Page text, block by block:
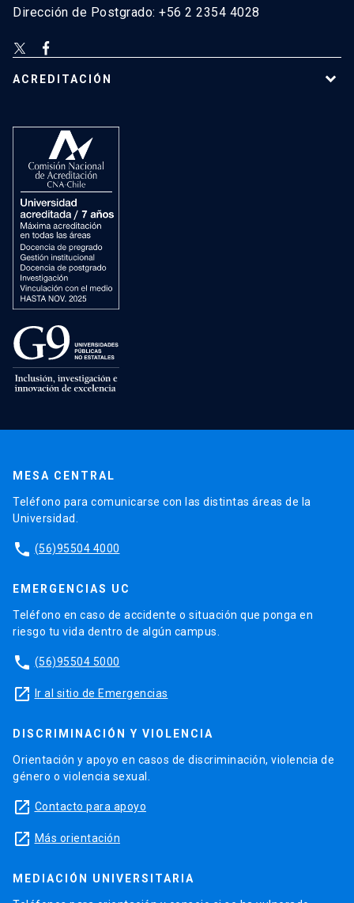
Dirección de Postgrado: +56 2 2354 4028
ACREDITACIÓN
MESA CENTRAL
Teléfono para comunicarse con las distintas áreas de la
Universidad.
phone (56)95504 4000
EMERGENCIAS UC
Teléfono en caso de accidente o situación que ponga en
riesgo tu vida dentro de algún campus.
phone (56)95504 5000
launch Ir al sitio de Emergencias
DISCRIMINACIÓN Y VIOLENCIA
Orientación y apoyo en casos de discriminación, violencia de
género o violencia sexual.
launch Contacto para apoyo
launch Más orientación
MEDIACIÓN UNIVERSITARIA